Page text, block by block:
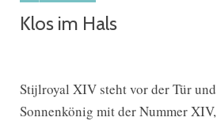
Klos im Hals
Stijlroyal XIV steht vor der Tür
Sonnenkönig mit der Nummer